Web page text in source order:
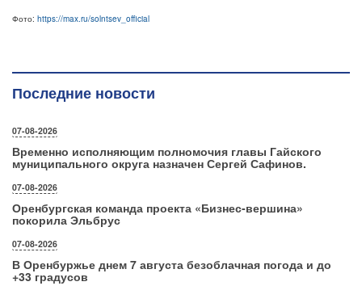
Фото: https://max.ru/solntsev_official
Последние новости
07-08-2026
Временно исполняющим полномочия главы Гайского
муниципального округа назначен Сергей Сафинов.
07-08-2026
Оренбургская команда проекта «Бизнес‑вершина»
покорила Эльбрус
07-08-2026
В Оренбуржье днем 7 августа безоблачная погода и до
+33 градусов